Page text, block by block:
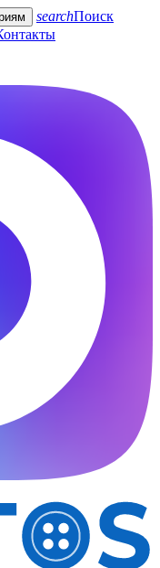
searchПоиск